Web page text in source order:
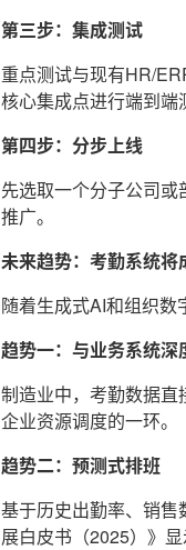
第三步：集成测试
重点测试与现有HR/
核心集成点进行端到端
第四步：分步上线
先选取一个分子公司
推广。
未来趋势：考勤系统
随着生成式AI和组织数
趋势一：与业务系统深
制造业中，考勤数据
企业资源调度的一环。
趋势二：预测式排班
基于历史出勤率、销
展白皮书（2025）》